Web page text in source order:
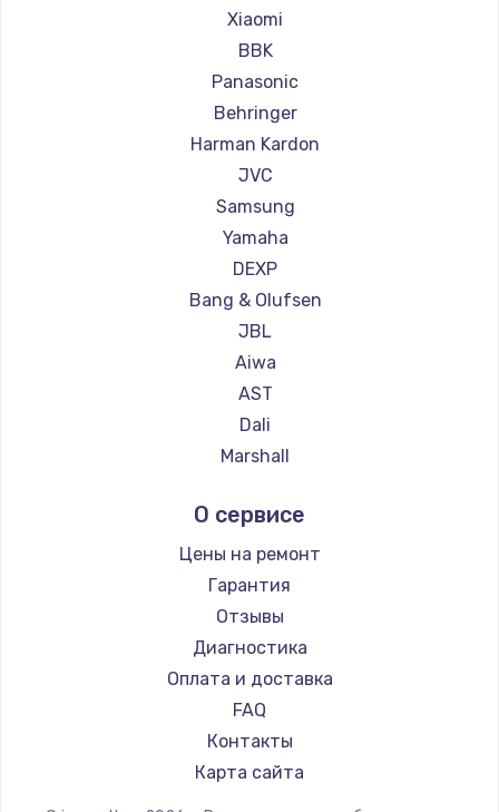
Xiaomi
BBK
Panasonic
Behringer
Harman Kardon
JVC
Samsung
Yamaha
DEXP
Bang & Olufsen
JBL
Aiwa
AST
Dali
Marshall
О сервисе
Цены на ремонт
Гарантия
Отзывы
Диагностика
Оплата и доставка
FAQ
Контакты
Карта сайта